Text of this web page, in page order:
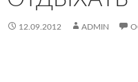
12.09.2012 ADMIN